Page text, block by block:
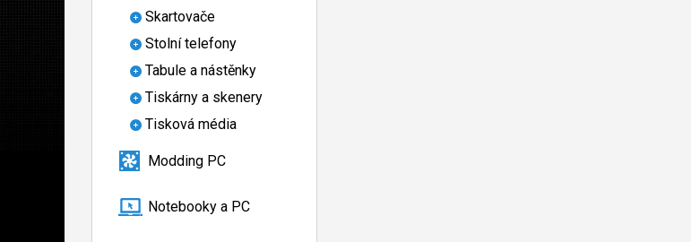
Skartovače
Stolní telefony
Tabule a nástěnky
Tiskárny a skenery
Tisková média
Modding PC
Notebooky a PC